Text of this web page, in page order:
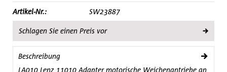
Artikel-Nr.: SW23887
Schlagen Sie einen Preis vor
Beschreibung
LA010 Lenz 11010 Adapter motorische Weichenantriebe an